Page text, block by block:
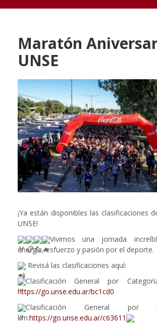
Maratón
UNSE
¡Ya están disponibles las clasificaciones
UNSE!
Vivimos una jornada
energía, esfuerzo y pasión por el deporte.
Revisá las clasificaciones aquí:
Clasificación General por
https://go.unse.edu.ar/bc1cd0
Clasificación General por
km:https://go.unse.edu.ar/c63611